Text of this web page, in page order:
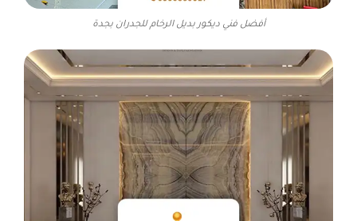
أفضل فني ديكور بديل الرخام للجدران بجدة